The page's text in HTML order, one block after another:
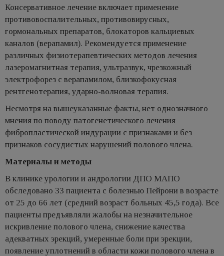
Консервативное лечение включает применение
противовоспалительных, противовирусных,
гормональных препаратов, блокаторов кальциевых
каналов (верапамил). Рекомендуется применение
различных физиотерапевтических методов лечения
лазеромагнитная терапия, ультразвук, чрезкожный
электрофорез с верапамилом, близкофокусная
рентгенотерапия, ударно-волновая терапия.
Несмотря на вышеуказанные факты, нет однозначного
мнения по поводу патогенетического лечения
фибропластической индурации с признаками и без
признаков сосудистых нарушений полового члена.
Материалы и методы
В клинике урологии и андрологии ДПО МАПО
обследовано 33 пациента с болезнью Пейрони в возрасте
от 25 до 66 лет (средний возраст больных 45,5 года). Все
пациенты предъявляли жалобы на незначительное
искривление полового члена, снижение качества
адекватных эрекций, умеренные боли при эрекции,
появление уплотнений в области кожи полового члена в